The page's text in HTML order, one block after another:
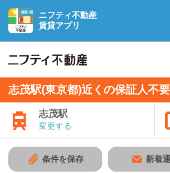
ニフティ不動産
賃貸アプリ
志茂駅(東京都)近くの保証人不
志茂駅
変更する
条件を保存 新着